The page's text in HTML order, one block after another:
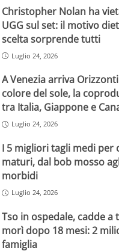
Christopher Nolan ha
UGG sul set: il motivo
scelta sorprende tutti
Luglio 24, 2026
A Venezia arriva
colore del sole, la
tra Italia, Giappone e
Luglio 24, 2026
I 5 migliori tagli medi per
maturi, dal bob mosso
morbidi
Luglio 24, 2026
Tso in ospedale, cadde a
morì dopo 18 mesi: 2
famiglia